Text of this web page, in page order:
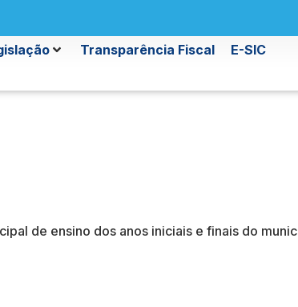
Transparência Fiscal
E-SIC
de ensino dos anos iniciais e finais do